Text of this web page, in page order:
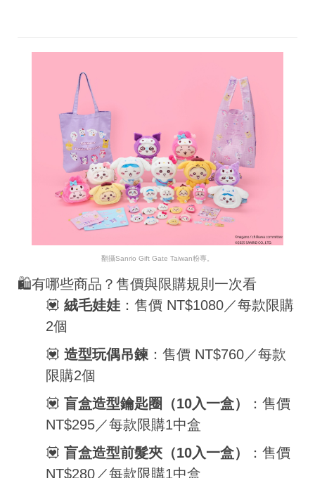
翻攝Sanrio Gift Gate Taiwan粉專。
🛍有哪些商品？售價與限購規則一次看
💟 絨毛娃娃 ：售價 NT$1080／每款限購
2個
💟 造型玩偶吊鍊 ：售價 NT$760／每款
限購2個
💟 盲盒造型鑰匙圈（10入一盒）
：售價
NT$295／每款限購1中盒
💟 盲盒造型前髮夾（10入一盒）
：售價
NT$280／每款限購1中盒